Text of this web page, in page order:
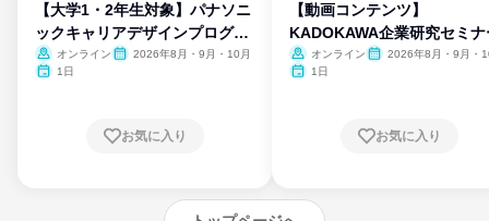
【大学1・2年生対象】パナソニ
ックキャリアデザインプログラ
ム
オンライン
2026年8月・9月・10月
1日
お気に入り
【動画コンテンツ】
KADOKAWA企業研究セミナ
オンライン
2026年8月・9月・
1日
お気に入り